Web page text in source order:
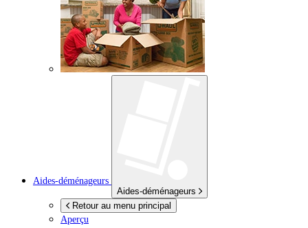
Aides-déménageurs
Aides-déménageurs
Retour au menu principal
Aperçu